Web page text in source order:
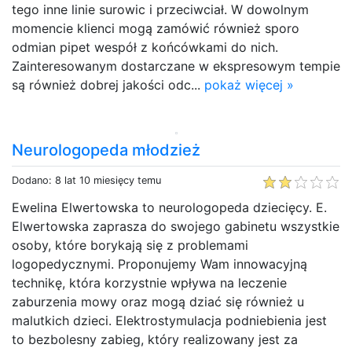
tego inne linie surowic i przeciwciał. W dowolnym
momencie klienci mogą zamówić również sporo
odmian pipet wespół z końcówkami do nich.
Zainteresowanym dostarczane w ekspresowym tempie
są również dobrej jakości odc... pokaż więcej »
Neurologopeda młodzież
Dodano: 8 lat 10 miesięcy temu
Ewelina Elwertowska to neurologopeda dziecięcy. E.
Elwertowska zaprasza do swojego gabinetu wszystkie
osoby, które borykają się z problemami
logopedycznymi. Proponujemy Wam innowacyjną
technikę, która korzystnie wpływa na leczenie
zaburzenia mowy oraz mogą dziać się również u
malutkich dzieci. Elektrostymulacja podniebienia jest
to bezbolesny zabieg, który realizowany jest za